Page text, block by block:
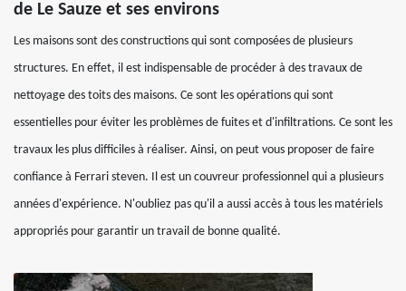
de Le Sauze et ses environs
Les maisons sont des constructions qui sont composées de plusieurs
structures. En effet, il est indispensable de procéder à des travaux de
nettoyage des toits des maisons. Ce sont les opérations qui sont
essentielles pour éviter les problèmes de fuites et d'infiltrations. Ce sont les
travaux les plus difficiles à réaliser. Ainsi, on peut vous proposer de faire
confiance à Ferrari steven. Il est un couvreur professionnel qui a plusieurs
années d'expérience. N'oubliez pas qu'il a aussi accès à tous les matériels
appropriés pour garantir un travail de bonne qualité.